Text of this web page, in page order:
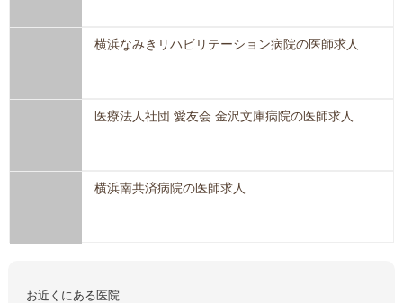
横浜なみきリハビリテーション病院の医師求人
医療法人社団 愛友会 金沢文庫病院の医師求人
横浜南共済病院の医師求人
お近くにある医院